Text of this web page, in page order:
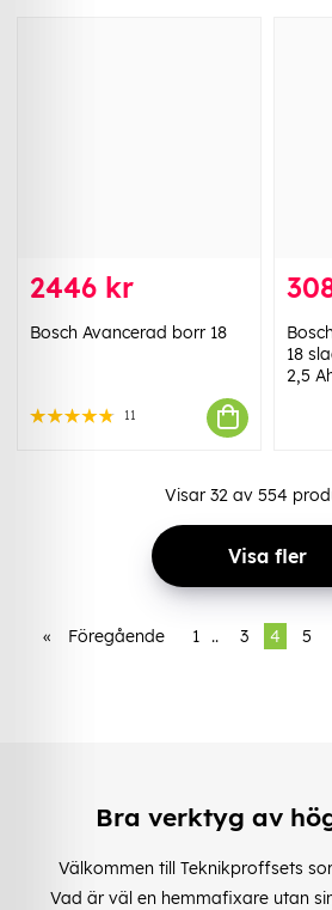
2446 kr
Bosch Avancerad borr 18
11
18
2,5
Visar 32av 554
Visa fler
« Föregående 1 .. 3 4 5
Bra verktyg av
Välkommen till Teknikproffsets
Vad är väl en hemmafixare utan